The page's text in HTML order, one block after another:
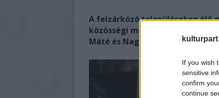
kulturpart
If you wish
sensitive
confirm
continue
A felzárkózó településeken élő
közösségi médiát. A produkció
Máté és Nagy Kálmán mesélt.